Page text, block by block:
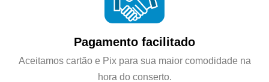
Pagamento facilitado
Aceitamos cartão e Pix para sua maior comodidade na
hora do conserto.